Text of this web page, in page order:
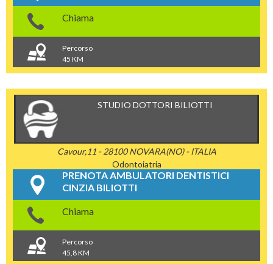
Chiama
Percorso
45 KM
STUDIO DOTTORI BILIOTTI
Cavour,11 - 28100 NOVARA(NO) - ITALIA
Odontoiatria
PRENOTA AMBULATORI DENTISTICI
CINZIA BILIOTTI
Chiama
Percorso
45,8 KM